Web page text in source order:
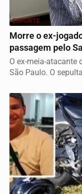
ESPORTE
Morre o ex-
passagem pelo
O ex-meia-atacante
São Paulo. O